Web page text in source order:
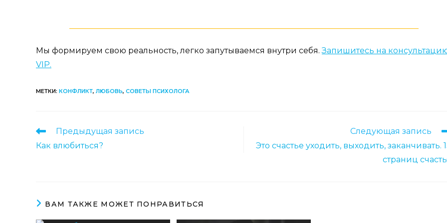
Мы формируем свою реальность, легко запутываемся внутри себя.Запишитесь на
VIP.
МЕТКИ: КОНФЛИКТ, ЛЮБОВЬ, СОВЕТЫ ПСИХОЛОГА
Еще
Предыдущая запись
Как влюбиться?
Следующая запись
Это счастье уходить, выходить, заканчивать.
страниц
ВАМ ТАКЖЕ МОЖЕТ ПОНРАВИТЬСЯ